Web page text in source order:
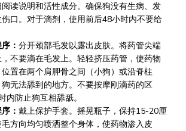
读说明和活性成分。确保狗没有生病、发
口。对于滴剂，使用前后48小时内不要给
： 分开颈部毛发以露出皮肤。将药管尖端
不要滴在毛发上。轻轻挤压药管，使药物
置在两个肩胛骨之间（小狗）或沿脊柱
狗无法舔到的地方。不要按摩刚滴药的区
内防止狗互相舔舐。
： 戴上保护手套。摇晃瓶子，保持15-20厘
方向均匀喷洒整个身体，使药物渗入皮